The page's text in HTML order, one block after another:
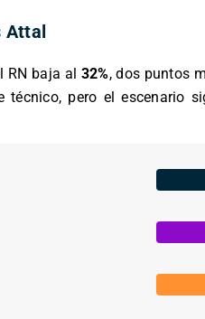
Attal
RN baja al 32%, dos puntos
técnico, pero el escenario